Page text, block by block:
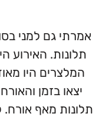
אמרתי גם למני
תלונות. האירוע
המלצרים היו
יצאו בזמן
תלונות מאף אורח.